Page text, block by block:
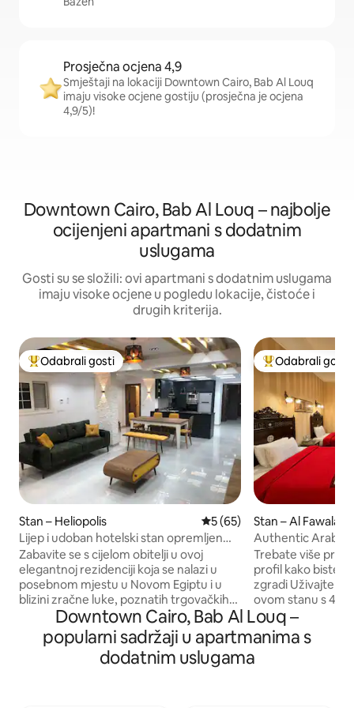
Prosječna ocjena 4,9
Smještaji na lokaciji Downtown Cairo, Bab Al Louq
imaju visoke ocjene gostiju (prosječna je ocjena
4,9/5)!
Downtown Cairo, Bab Al Louq – najbolje
ocijenjeni apartmani s dodatnim
uslugama
Gosti su se složili: ovi apartmani s dodatnim uslugama
imaju visoke ocjene u pogledu lokacije, čistoće i
drugih kriterija.
Među najviše rangiranima s oznakom „Odabrali gosti”
Odabrali gosti
Stan – Heliopolis Prosječna ocjena: 5/5,
5 (65)
Lijep i udoban hotelski stan opremljen
svim uslugama
Zabavite se s cijelom obitelji u ovoj
elegantnoj rezidenciji koja se nalazi u
posebnom mjestu u Novom Egiptu i u
blizini zračne luke, poznatih trgovačkih
centara, restorana, kafića, zabavnih
mjesta te nedaleko od centra grada i
arheoloških mjesta u srcu Kaira. Ova
rezidencija također uživa u miru i pruža
Među najviše
Odabrali gosti
Stan – Al Fawalah
Authentic
Downtown - Mint
Trebate više
profil kako biste
zgradi Uživajte u raskoši arabeske u
ovom stanu s 4
grada. Samo
Khalilija, trga
Abdeen i 15
piramida,
Downtown Cairo, Bab Al Louq –
popularni sadržaji u apartmanima s
dodatnim uslugama